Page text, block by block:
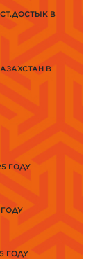
В
В
ГОДУ
ГОДУ